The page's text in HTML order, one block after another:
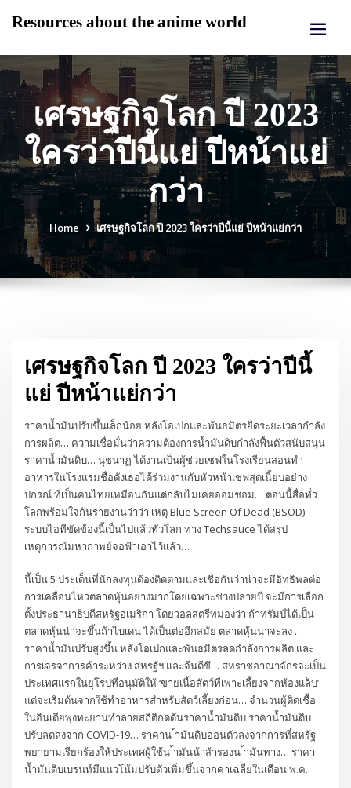
Resources about the anime world
เศรษฐกิจโลก ปี 2023
ใครว่าปีนี้แย่ ปีหน้าแย่
กว่า
Home เศรษฐกิจโลก ปี 2023 ใครว่าปีนี้แย่ ปีหน้าแย่กว่า
เศรษฐกิจโลก ปี 2023 ใครว่าปีนี้
แย่ ปีหน้าแย่กว่า
ราคาน้ำมันปรับขึ้นเล็กน้อย หลังโอเปกและพันธมิตรยืดระยะเวลากำลัง
การผลิต… ความเชื่อมั่นว่าความต้องการน้ำมันดิบกำลังฟื้นตัวสนับสนุน
ราคาน้ำมันดิบ… นุชนาฏ ได้งานเป็นผู้ช่วยเชฟในโรงเรียนสอนทํา
อาหารในโรงแรมชื่อดังเธอได้ร่วมงานกับหัวหน้าเชฟสุดเนี้ยบอย่าง
ปกรณ์ ที่เป็นคนไทยเหมือนกันแต่กลับไม่เคยออมชอม… ตอนนี้สื่อทั่ว
โลกพร้อมใจกันรายงานว่าว่า เหตุ Blue Screen Of Dead (BSOD)
ระบบไอทีขัดข้องนี้เป็นไปแล้วทั่วโลก ทาง Techsauce ได้สรุป
เหตุการณ์มหากาพย์จอฟ้าเอาไว้แล้ว…
นี้เป็น 5 ประเด็นที่นักลงทุนต้องติดตามและเชื่อกันว่าน่าจะมีอิทธิพลต่อ
การเคลื่อนไหวตลาดหุ้นอย่างมากโดยเฉพาะช่วงปลายปี จะมีการเลือก
ตั้งประธานาธิบดีสหรัฐอเมริกา โดยวอลสตรีทมองว่า ถ้าทรัมป์ได้เป็น
ตลาดหุ้นน่าจะขึ้นถ้าไบเดน ได้เป็นต่ออีกสมัย ตลาดหุ้นน่าจะลง …
ราคาน้ำมันปรับสูงขึ้น หลังโอเปกและพันธมิตรลดกำลังการผลิต และ
การเจรจาการค้าระหว่าง สหรฐัฯ และจีนดีขึ… สหราชอาณาจักรจะเป็น
ประเทศแรกในยุโรปที่อนุมัติให้ ‘ขายเนื้อสัตว์ที่เพาะเลี้ยงจากห้องแล็บ’
แต่จะเริ่มต้นจากใช้ทำอาหารสำหรับสัตว์เลี้ยงก่อน… จำนวนผู้ติดเชื้อ
ในอินเดียพุ่งทะยานทำลายสถิติกดดันราคาน้ำมันดิบ ราคาน้ำมันดิบ
ปรับลดลงจาก COVID-19… ราคาน ้ามันดิบอ่อนตัวลงจากการที่สหรัฐ
พยายามเรียกร้องให้ประเทศผู้ใช้น ้ามันน้าส้ารองน ้ามันทาง… ราคา
น้ำมันดิบเบรนท์มีแนวโน้มปรับตัวเพิ่มขึ้นจากค่าเฉลี่ยในเดือน พ.ค.